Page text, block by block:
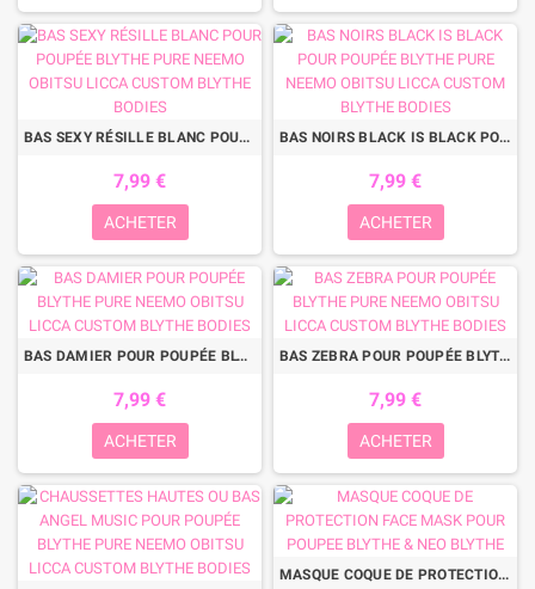
BAS SEXY RÉSILLE BLANC POUR POUPÉE BLYTHE PURE NEEMO OBITSU LICCA CUSTOM BLYTHE BODIES
7,99 €
ACHETER
BAS NOIRS BLACK IS BLACK POUR POUPÉE BLYTHE PURE NEEMO OBITSU LICCA CUSTOM BLYTHE BODIES
7,99 €
ACHETER
BAS DAMIER POUR POUPÉE BLYTHE PURE NEEMO OBITSU LICCA CUSTOM BLYTHE BODIES
7,99 €
ACHETER
BAS ZEBRA POUR POUPÉE BLYTHE PURE NEEMO OBITSU LICCA CUSTOM BLYTHE BODIES
7,99 €
ACHETER
MASQUE COQUE DE PROTECTION FACE MASK POUR POUPEE BLYTHE & NEO BLYTHE